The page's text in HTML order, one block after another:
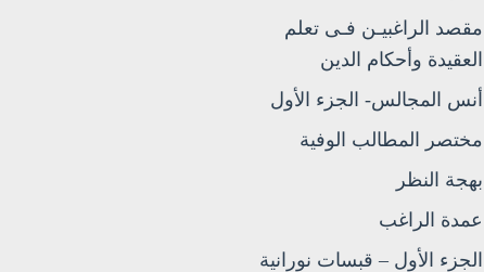
مقصد الراغبيـن فـى تعلم
العقيدة وأحكام الدين
أنس المجالس- الجزء الأول
مختصر المطالب الوفية
بهجة النظر
عمدة الراغب
الجزء الأول – قبسات نورانية